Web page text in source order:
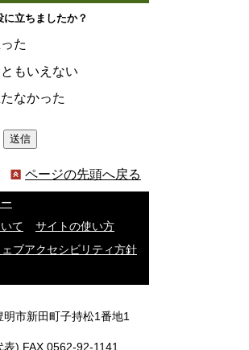
立ちましたか？
た
もいえない
なかった
ページの先頭へ戻る
て
サイトの使い方
ェブアクセシビリティ方針
市新田町子持松1番地1
表) FAX 0562-92-1141